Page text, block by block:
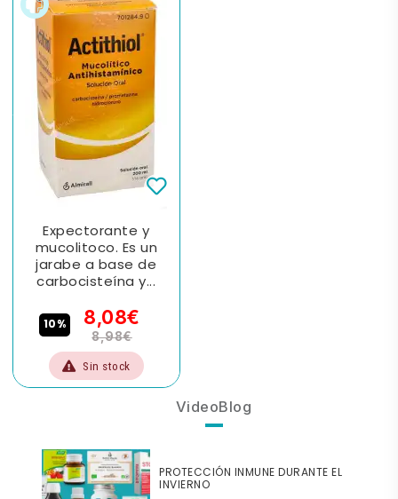
Expectorante y
mucolitoco. Es un
jarabe a base de
carbocisteína y...
10% 8,08€
8,98€
Sin stock
VideoBlog
PROTECCIÓN INMUNE DURANTE EL
INVIERNO